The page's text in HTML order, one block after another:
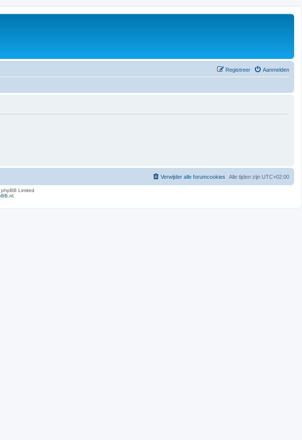
Aanmelden
Registreer
Alle tijden zijn UTC+02:00
Verwijder alle forumcookies
Limited